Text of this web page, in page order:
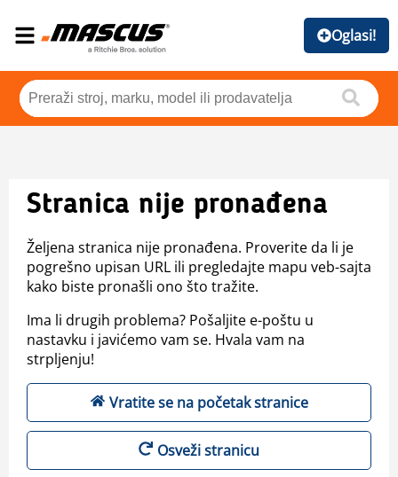
Oglasi!
Stranica nije pronađena
Željena stranica nije pronađena. Proverite da li je
pogrešno upisan URL ili pregledajte mapu veb-sajta
kako biste pronašli ono što tražite.
Ima li drugih problema? Pošaljite e-poštu u
nastavku i javićemo vam se. Hvala vam na
strpljenju!
Vratite se na početak stranice
Osveži stranicu